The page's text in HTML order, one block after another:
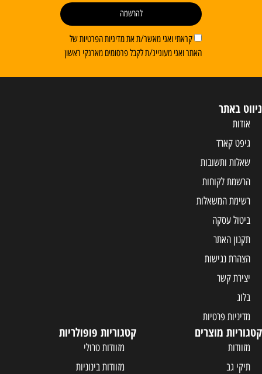
קראתי ואני מאשר/ת את מדיניות הפרטיות של
האתר ואני מעוניינ/ת לקבל פרסומים מארנקי ראשון
להרשמה
ניווט באתר
אודות
גיפט קארד
שאלות ותשובות
הרשמת לקוחות
רשימת המשאלות
ביטול עסקה
תקנון האתר
הצהרת נגישות
יצירת קשר
בלוג
מדיניות פרטיות
קטגוריות מוצרים
מזוודות
תיקי גב
קטגוריות פופולריות
מזוודות טרולי
מזוודות בינוניות